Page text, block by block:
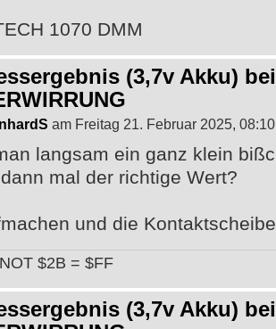
1070 DMM
(3,7v Akku)
am Freitag 21. Februar 2025, 08:10
langsam ein ganz klein
mal der richtige Wert?
und die
$2B = $FF
(3,7v Akku)